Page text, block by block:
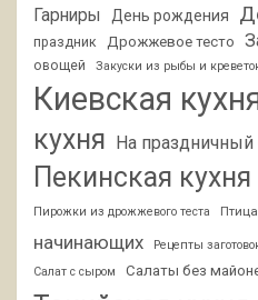
Гарниры День рождения
праздник
Дрожжевое тесто
овощей
Закуски из рыбы и
Киевская
кухня
На праздничный
Пекинская кухня
Пирожки из дрожжевого теста Птица
начинающих
Рецепты
Салат с сыром Салаты без